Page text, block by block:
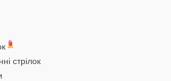
стрілок